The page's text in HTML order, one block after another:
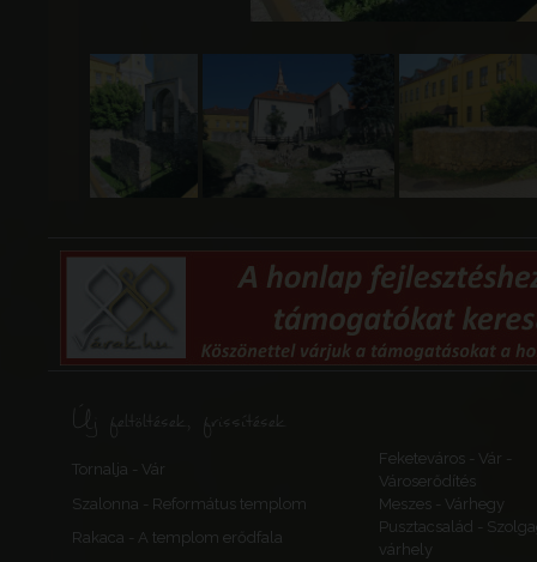
Új feltöltések, frissítések
Tornalja - Vár
Feketeváros - Vár -
Városerődítés
Szalonna - Református templom
Meszes - Várhegy
Rakaca - A templom erődfala
Pusztacsalád -
várhely